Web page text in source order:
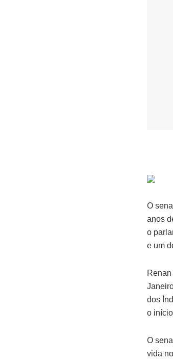
O
anos
o
e um
dos
o
O
vida